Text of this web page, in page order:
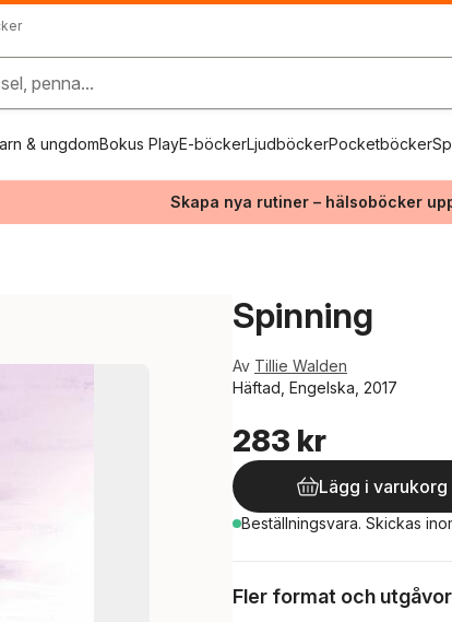
penna...
& ungdomBokus PlayE-böckerLjudböckerPocketböcker
Skapa nya rutiner – hälsoböcker
Spinning
Av Tillie Walden
Häftad, Engelska, 2017
283 kr
Lägg i varukorg
Beställningsvara. Skickas
Fler format och utgåvor